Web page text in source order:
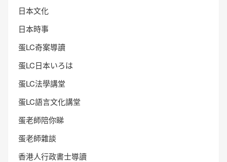
日本文化
日本時事
蛋LC奇案導讀
蛋LC日本いろは
蛋LC法學講堂
蛋LC語言文化講堂
蛋老師陪你睇
蛋老師雜談
香港人行政書士導讀